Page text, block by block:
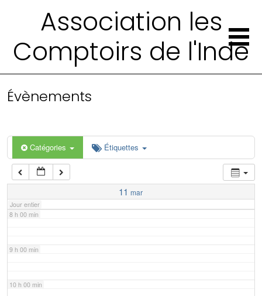
Association les
Comptoirs de l'Inde
Évènements
Catégories Étiquettes
11 mar
Jour entier
4 h 00 min
6 h 00 min
7 h 00 min
8 h 00 min
9 h 00 min
10 h 00 min